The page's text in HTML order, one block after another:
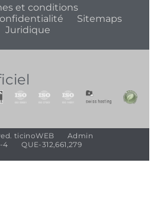
et conditions
Sitemaps
Juridique
ticinoWEB
Admin
4
QUE-312,661,279